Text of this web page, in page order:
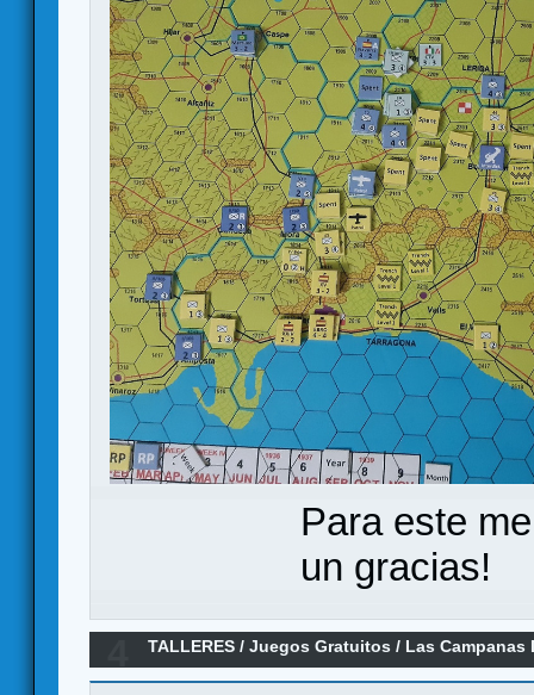
Para este
un gracias!
TALLERES /Juegos Gratuitos/ Las Campanas